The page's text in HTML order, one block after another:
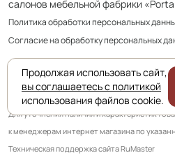
салонов мебельной фабрики
Политика обработки персональных
Согласие на обработку персональных
Приведенная на сайте информация не
и носит информационно ознакомительный
Для уточнения наличия и характеристик
к менеджерам интернет магазина по
Техническая поддержка сайта RuMaster
Продолжая использовать сайт,
вы соглашаетесь с политикой
использования файлов cookie.